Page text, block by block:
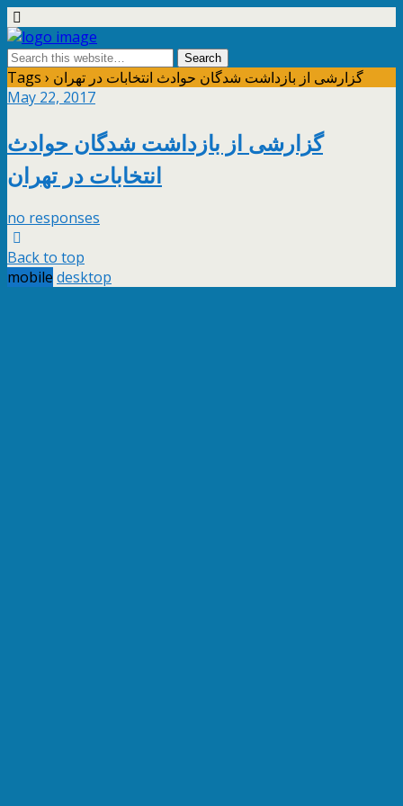
Tags › گزارشی از بازداشت شدگان حوادث انتخابات در تهران
May 22, 2017
گزارشی از بازداشت شدگان حوادث
انتخابات در تهران
no responses
Back to top
mobile desktop